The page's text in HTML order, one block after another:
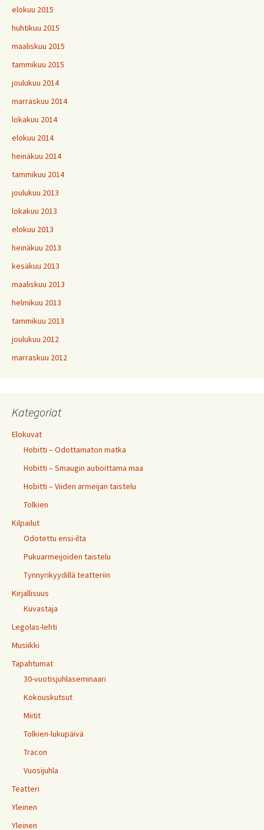
elokuu 2015
huhtikuu 2015
maaliskuu 2015
tammikuu 2015
joulukuu 2014
marraskuu 2014
lokakuu 2014
elokuu 2014
heinäkuu 2014
tammikuu 2014
joulukuu 2013
lokakuu 2013
elokuu 2013
heinäkuu 2013
kesäkuu 2013
maaliskuu 2013
helmikuu 2013
tammikuu 2013
joulukuu 2012
marraskuu 2012
Kategoriat
Elokuvat
Hobitti – Odottamaton matka
Hobitti – Smaugin autioittama maa
Hobitti – Viiden armeijan taistelu
Tolkien
Kilpailut
Odotettu ensi-ilta
Pukuarmeijoiden taistelu
Tynnyrikyydillä teatteriin
Kirjallisuus
Kuvastaja
Legolas-lehti
Musiikki
Tapahtumat
30-vuotisjuhlaseminaari
Kokouskutsut
Miitit
Tolkien-lukupäivä
Tracon
Vuosijuhla
Teatteri
Yleinen
Yleinen